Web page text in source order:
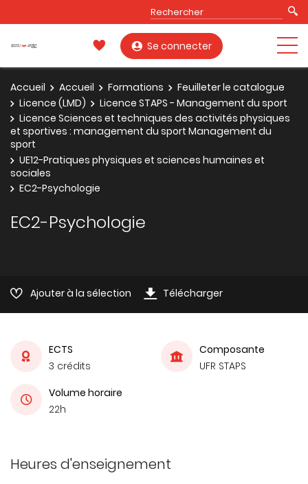
Se connecter
Accueil Accueil Formations
Feuilleter le catalogue
Licence (LMD)
Licence STAPS - Management du sport
Licence Sciences et techniques des activités physiques
et sportives : management du sport Management du
sport
UE12-Pratiques physiques et sciences humaines et
sociales
EC2-Psychologie
EC2-Psychologie
Ajouter à la sélection Télécharger
ECTS
3 crédits
Composante
UFR STAPS
Volume horaire
22h
Heures d'enseignement